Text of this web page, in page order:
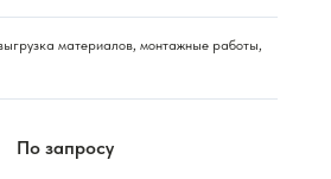
материалов, монтажные работы,
По запросу